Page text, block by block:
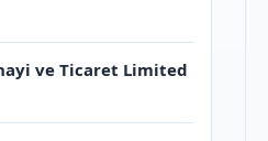
ve Ticaret Limited